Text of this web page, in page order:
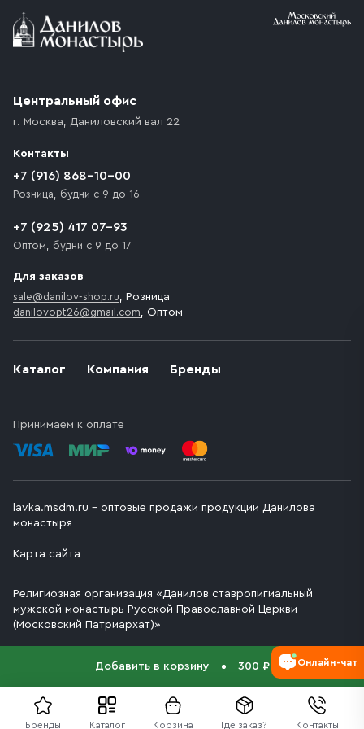
Бренды Каталог Корзина Где заказ? Контакты
Добавить в корзину 300 ₽
Условия доставки
возникают препятствия для подъезда автомобиля,
которое максимально близко к месту запланированной
движения. Если на территории места назначения
доставки предусмотрен платный въезд, то Покупателю
необходимо компенсировать стоимость въезда
Каталог Компания Бренды
Принимаем к оплате
Центральный офис
г. Москва, Даниловский вал 22
Контакты
+7 (916) 868-10-00
Розница, будни с 9 до 16
+7 (925) 417 07-93
Оптом, будни с 9 до 17
Для заказов
sale@danilov-shop.ru, Розница
danilovopt26@gmail.com, Оптом
lavka.msdm.ru – оптовые продажи продукции Данилова
монастыря
Карта сайта
Религиозная организация «Данилов ставропигиальный
мужской монастырь Русской Православной Церкви
(Московский Патриархат)»
Онлайн-чат